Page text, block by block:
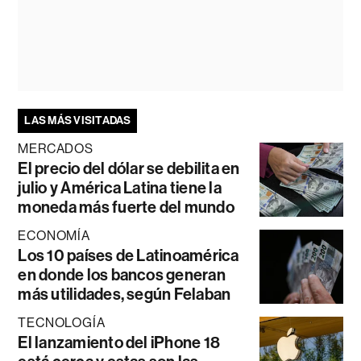
LAS MÁS VISITADAS
MERCADOS
El precio del dólar se debilita en
julio y América Latina tiene la
moneda más fuerte del mundo
ECONOMÍA
Los 10 países de Latinoamérica
en donde los bancos generan
más utilidades, según Felaban
TECNOLOGÍA
El lanzamiento del iPhone 18